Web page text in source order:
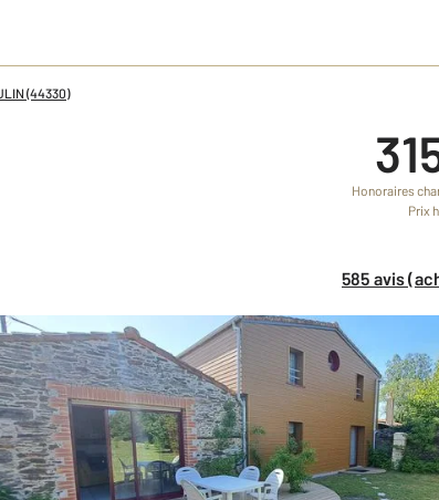
(44330)
Honoraires
Prix
585 avis